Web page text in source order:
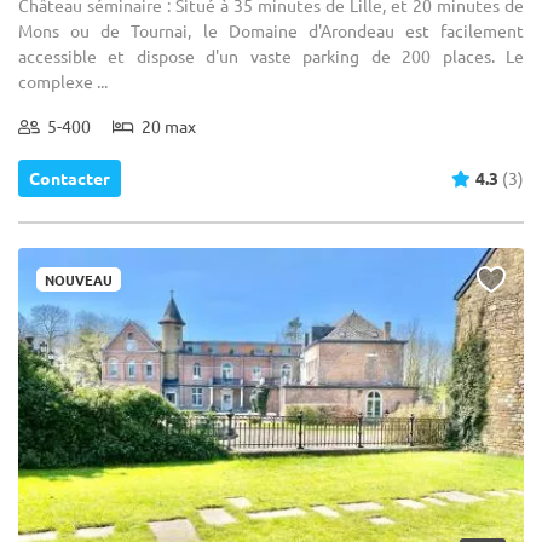
Château séminaire : Situé à 35 minutes de Lille, et 20 minutes de
Mons ou de Tournai, le Domaine d'Arondeau est facilement
accessible et dispose d'un vaste parking de 200 places. Le
complexe ...
5-400 20 max
Contacter 4.3 (3)
NOUVEAU